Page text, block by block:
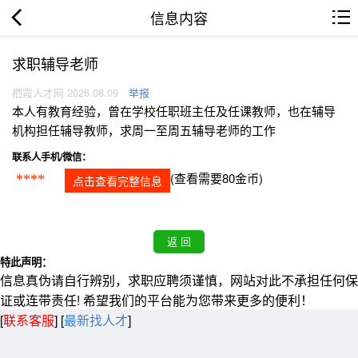
信息内容
求职辅导老师
栖霞人才网 2026.08.09 举报
本人有教育经验，曾在学校任职班主任及任课教师，也在辅导
机构担任辅导教师，求周一至周五辅导老师的工作
联系人手机/微信：
**** 点击查看完整信息 (查看需要80金币)
特此声明：
信息真伪请自行辨别，求职应聘须谨慎，网站对此不承担任何保
证或连带责任! 希望我们的平台能为您带来更多的便利！
[联系客服] [最新找人才]